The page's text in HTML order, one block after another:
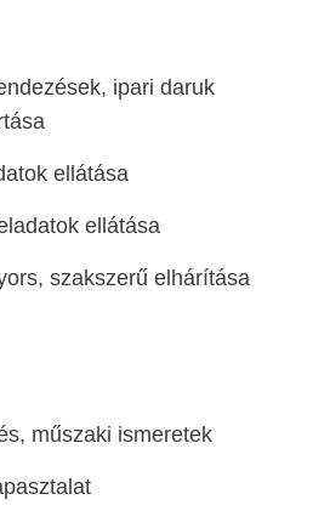
ipari daruk
ellátása
ellátása
szakszerű elhárítása
műszaki ismeretek